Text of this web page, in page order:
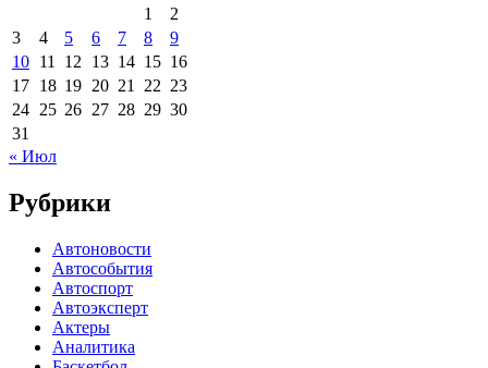
1
2
3
4 5 6 7 8
9
10 11 12 13 14 15 16
17 18 19 20 21 22 23
24 25 26 27 28 29 30
31
« Июл
Рубрики
Автоновости
Автособытия
Автоспорт
Автоэксперт
Актеры
Аналитика